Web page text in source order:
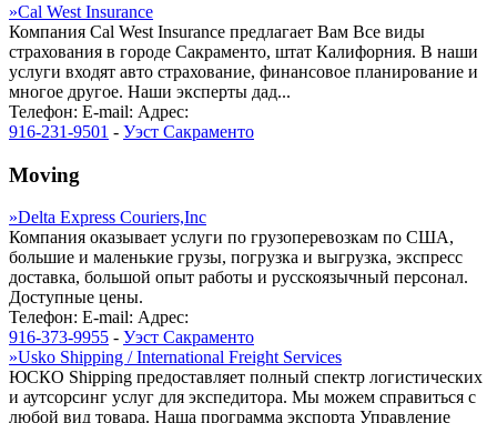
»Cal West Insurance
Компания Cal West Insurance предлагает Вам Все виды
страхования в городе Сакраменто, штат Калифорния. В наши
услуги входят авто страхование, финансовое планирование и
многое другое. Наши эксперты дад...
Телефон: E-mail: Адрес:
916-231-9501 - Уэст Сакраменто
Moving
»Delta Express Couriers,Inc
Компания оказывает услуги по грузоперевозкам по США,
большие и маленькие грузы, погрузка и выгрузка, экспресс
доставка, большой опыт работы и русскоязычный персонал.
Доступные цены.
Телефон: E-mail: Адрес:
916-373-9955 - Уэст Сакраменто
»Usko Shipping / International Freight Services
ЮСКО Shipping предоставляет полный спектр логистических
и аутсорсинг услуг для экспедитора. Мы можем справиться с
любой вид товара. Наша программа экспорта Управление